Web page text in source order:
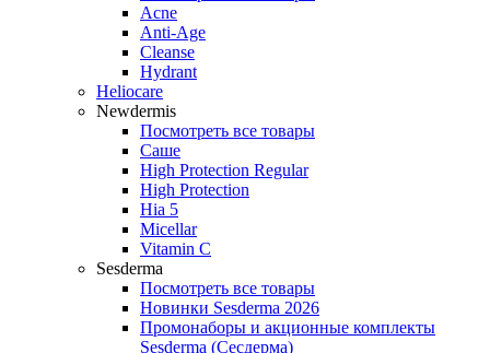
Acne
Anti‑Age
Cleanse
Hydrant
Heliocare
Newdermis
Посмотреть все товары
Саше
High Protection Regular
High Protection
Hia 5
Micellar
Vitamin C
Sesderma
Посмотреть все товары
Новинки Sesderma 2026
Промонаборы и акционные комплекты
Sesderma (Сесдерма)